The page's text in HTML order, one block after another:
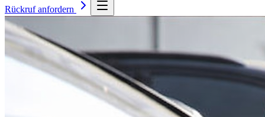
Rückruf anfordern